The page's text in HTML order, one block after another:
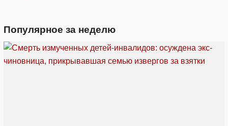
Популярное за неделю